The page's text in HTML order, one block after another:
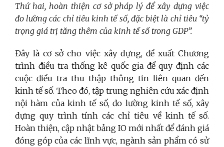
Thứ hai, hoàn thiện cơ sở pháp lý để xây dựng việc
đo lường các chỉ tiêu kinh tế số, đặc biệt là chỉ tiêu “tỷ
trọng giá trị tăng thêm của kinh tế số trong GDP”.
Đây là cơ sở cho việc xây dựng, đề xuất Chương
trình điều tra thống kê quốc gia để quy định các
cuộc điều tra thu thập thông tin liên quan đến
kinh tế số. Theo đó, tập trung nghiên cứu xác định
nội hàm của kinh tế số, đo lường kinh tế số, xây
dựng quy trình tính các chỉ tiêu về kinh tế số.
Hoàn thiện, cập nhật bảng IO mới nhất để đánh giá
đóng góp của các lĩnh vực, ngành sản phẩm có sử